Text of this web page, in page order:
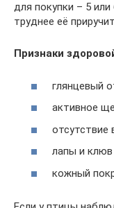
для покупки – 5
труднее её
Признаки
глянцевый
активное
отсутствие
лапы и клюв
кожный